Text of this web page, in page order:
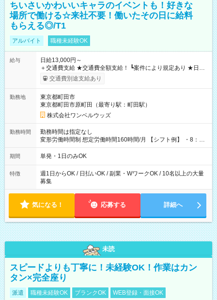
ちいさいかわいいキャラのイベントも！好きな
場所で働ける☆来社不要！働いたその日に給料
もらえる◎/T1
アルバイト 職種未経験OK
給与
日給13,000円～
＋交通費支給 ★交通費全額支給！ ┗案件により規定あり ★日払
いOK！（規定あり） ┗働いたその日に現金GET♪ お仕事後はコ
ンビニATMから 日払い分を引き落とせます！ 【試用期間】試
交通費別途支給あり
勤務地
東京都町田市
東京都町田市原町田（最寄り駅：町田駅）
株式会社ワンベルウッズ
勤務時間
勤務時間は指定なし
変形労働時間制 想定労働時間160時間/月 【シフト例】 ・8：00
～21：00
期間 単発・1日のみOK
特徴
週1日からOK / 日払いOK / 副業・WワークOK / 10名以上の大量
募集
気になる！ 応募する 詳細へ
未読
スピードよりも丁寧に！未経験OK！作業はカン
タン×完全座り
派遣 職種未経験OK ブランクOK WEB登録・面接OK